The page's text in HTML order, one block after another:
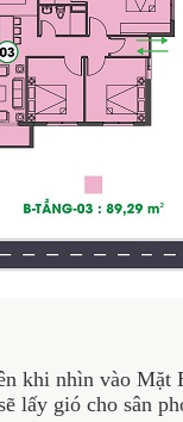
nhìn vào Mặt
lấy gió cho sân